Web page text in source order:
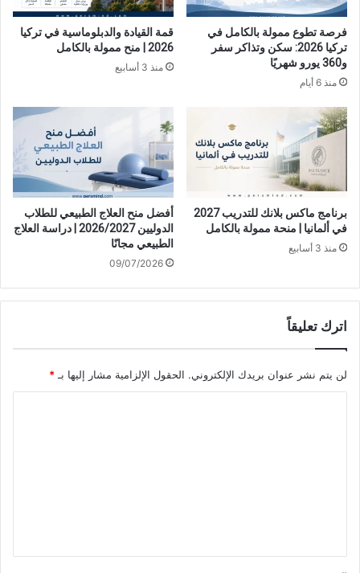
فرصة تطوع ممولة بالكامل في
تركيا 2026: سكن وتذاكر سفر
و360 يورو شهريًا
منذ 6 أيام
قمة القيادة والدبلوماسية في تركيا
2026 | منح ممولة بالكامل
منذ 3 أسابيع
برنامج ماكس بلانك للتدريب 2027
في ألمانيا | منحة ممولة بالكامل
منذ 3 أسابيع
أفضل منح العلاج الطبيعي للطلاب
الدوليين 2026/2027 | دراسة العلاج
الطبيعي مجانًا
09/07/2026
اترك تعليقاً
لن يتم نشر عنوان بريدك الإلكتروني. الحقول الإلزامية مشار إليها بـ *